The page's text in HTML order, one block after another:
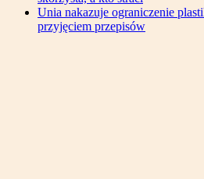
Unia nakazuje ograniczenie
przyjęciem przepisów